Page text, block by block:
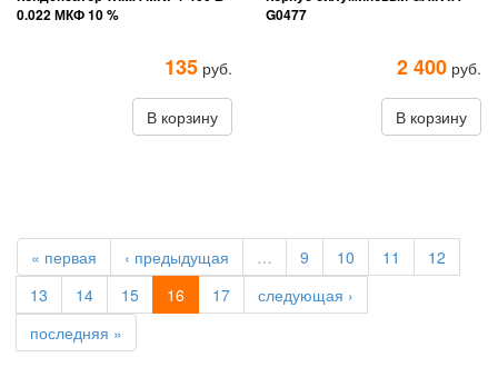
0.022 МКФ 10 %
135 руб.
В корзину
G0477
2 400 руб.
В корзину
« первая ‹ предыдущая … 9 10 11
12
13
14 15 16 17
следующая ›
последняя »